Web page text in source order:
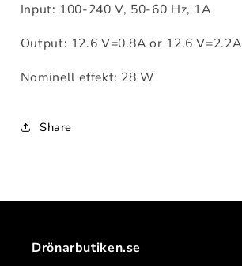
Input: 100-240 V, 50-60 Hz, 1A
Output: 12.6 V=0.8A or 12.6 V=2.2A
Nominell effekt: 28 W
Share
Drönarbutiken.se